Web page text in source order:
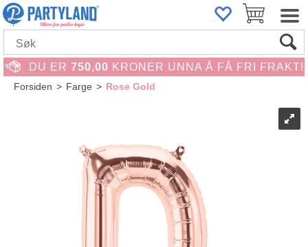
DU ER 750,00 KRONER UNNA Å FÅ FRI FRAKT!
Forsiden>Farge>Rose Gold